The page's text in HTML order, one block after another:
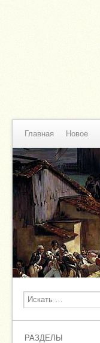
Главная Новое
Поиск
РАЗДЕЛЫ